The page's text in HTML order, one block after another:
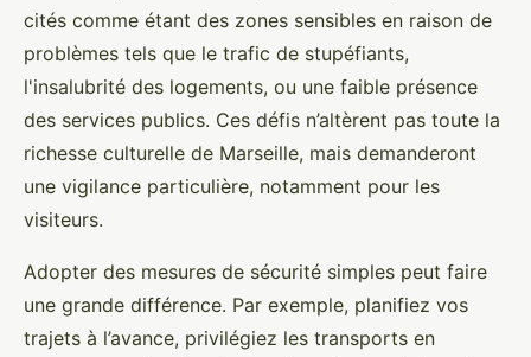
cités comme étant des zones sensibles en raison de
problèmes tels que le trafic de stupéfiants,
l'insalubrité des logements, ou une faible présence
des services publics. Ces défis n’altèrent pas toute la
richesse culturelle de Marseille, mais demanderont
une vigilance particulière, notamment pour les
visiteurs.
Adopter des mesures de sécurité simples peut faire
une grande différence. Par exemple, planifiez vos
trajets à l’avance, privilégiez les transports en